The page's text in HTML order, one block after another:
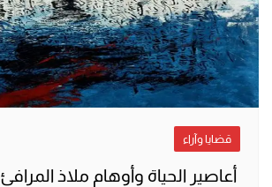
قضايا وآراء
أعاصير الحياة وأوهام ملاذ المرافئ